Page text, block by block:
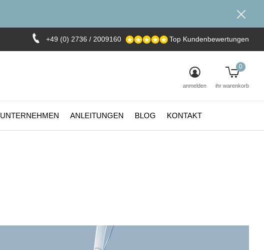
UNTERNEHMEN ANLEITUNGEN BLOG KONTAKT
anmelden ihr warenkorb
0
+49 (0) 2736 / 2009160 Top Kundenbewertungen